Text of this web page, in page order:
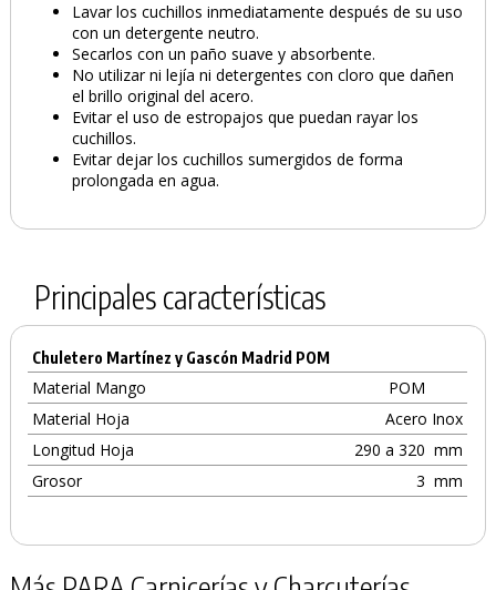
Lavar los cuchillos inmediatamente después de su uso
con un detergente neutro.
Secarlos con un paño suave y absorbente.
No utilizar ni lejía ni detergentes con cloro que dañen
el brillo original del acero.
Evitar el uso de estropajos que puedan rayar los
cuchillos.
Evitar dejar los cuchillos sumergidos de forma
prolongada en agua.
Principales características
Chuletero Martínez y Gascón Madrid POM
Material Mango
POM
Material Hoja
Acero Inox
Longitud Hoja
290 a 320 mm
Grosor
3 mm